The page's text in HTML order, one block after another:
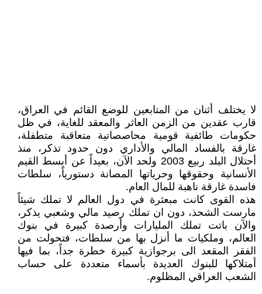
لا يختلف أثنان من المتابعين للوضع القائم في العراق،
قارب عقدين من الزمن العاثر والمعقد للغاية، في ظل
حكومات طائفية قومية محاصصاتية متعاقبة متطفلة،
غارقة بالفساد المالي والأداري دون حدود تذكر، منذ
أحتلال البلد ربيع 2003 ولحد الآن، بعيداً عن أبسط القيم
الأنسانية وحقوقها وحرياتها المصانة دستورياً، سلطات
فاسدة غارقة ناهبة للمال العام.
هذه القوى كانت مبعثرة في دول العالم لا تملك شيئاً
مارست الشحذ، دون ان تملك رصيد مالي وشعبي يذكر،
والآن باتت تملك المليارات وأرصدة كبيرة في بنوك
العالم، وملكيات ما أنزل بها من سلطات، فتحولت من
الفقر المقعد الى برجوازية كبيرة خطرة جداً، بما فيها
أمتلاكها للبنوك العديدة بأسماء متعددة على حساب
الشعب العراقي المظلوم.